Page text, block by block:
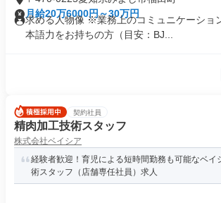
月給20万6000円～30万円
求める人物像 ※業務上のコミュニケーショ
本語力をお持ちの方（目安：BJ...
契約社員
精肉加工技術スタッフ
株式会社ベイシア
経験者歓迎！育児による短時間勤務も可能なベイ
術スタッフ（店舗専任社員）求人